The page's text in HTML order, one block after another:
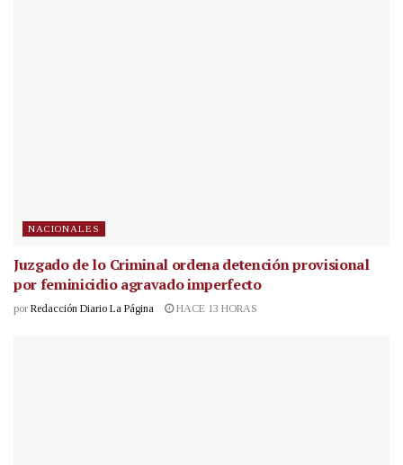
NACIONALES
Juzgado de lo Criminal ordena detención provisional
por feminicidio agravado imperfecto
por Redacción Diario La Página HACE 13 HORAS